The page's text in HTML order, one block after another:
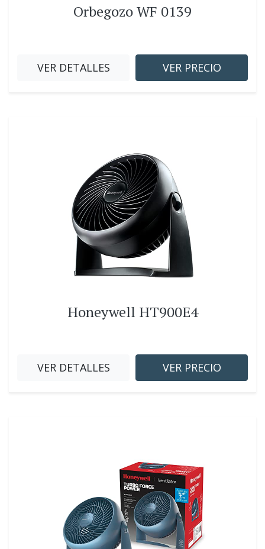
Orbegozo WF 0139
VER DETALLES VER PRECIO
Honeywell HT900E4
VER DETALLES VER PRECIO